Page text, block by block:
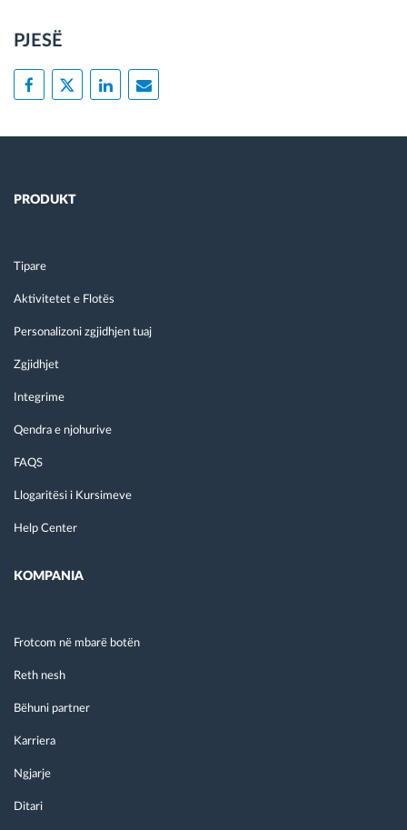
PJESË
PRODUKT
Tipare
Aktivitetet e Flotës
Personalizoni zgjidhjen tuaj
Zgjidhjet
Integrime
Qendra e njohurive
FAQS
Llogaritësi i Kursimeve
Help Center
KOMPANIA
Frotcom në mbarë botën
Reth nesh
Bëhuni partner
Karriera
Ngjarje
Ditari